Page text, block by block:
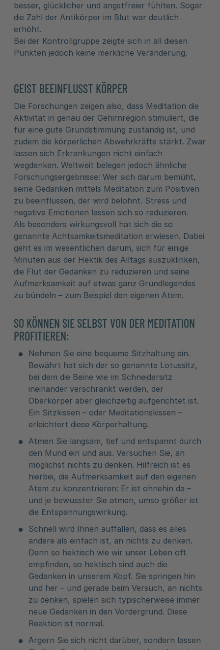
besser, glücklicher und angstfreier fühlten. Sogar
die Zahl der Antikörper im Blut war deutlich
erhöht.
Bei der Kontrollgruppe zeigte sich in all diesen
Punkten jedoch keine merkliche Veränderung.
GEIST BEEINFLUSST KÖRPER
Die Forschungen zeigen also, dass Meditation die
Aktivität in genau der Gehirnregion stimuliert, die
für eine gute Grundstimmung zuständig ist, und
zudem die körperlichen Abwehrkräfte stärkt. Zwar
lassen sich Erkrankungen nicht einfach
wegdenken. Weltweit belegen jedoch ähnliche
Forschungsergebnisse: Wer sich darum bemüht,
seine Gedanken mittels Meditation zum Positiven
zu beeinflussen, der wird belohnt. Stress und
negative Emotionen lassen sich so reduzieren.
Als besonders wirkungsvoll hat sich die so
genannte Achtsamkeitsmeditation erwiesen. Dabei
geht es im wesentlichen darum, sich für einige
Minuten aus der Hektik des Alltags auszuklinken,
die Flut der Gedanken zu reduzieren und seine
Aufmerksamkeit auf etwas ganz Grundlegendes
zu bündeln – zum Beispiel den eigenen Atem.
SO KÖNNEN SIE SELBST VON DER MEDITATION
PROFITIEREN:
Nehmen Sie eine bequeme Sitzhaltung ein.
Bewährt hat sich der so genannte Lotussitz,
bei dem die Beine wie im Schneidersitz
ineinander verschränkt werden, der
Oberkörper aber gleichzeitig aufgerichtet ist.
Ein Sitzkissen – oder Meditationskissen –
erleichtert diese Körperhaltung.
Atmen Sie langsam, tief und entspannt durch
den Mund ein und aus. Versuchen Sie, an
möglichst nichts zu denken. Hilfreich ist es
hierbei, die Aufmerksamkeit auf den eigenen
Atem zu konzentrieren: Er ist ohnehin da –
und je bewusster Sie atmen, umso größer ist
die Entspannungswirkung.
Schnell wird Ihnen auffallen, dass es alles
andere als einfach ist, an nichts zu denken.
Denn so hektisch wie wir unser Leben oft
empfinden, so hektisch sind auch die
Gedanken in unserem Kopf. Sie springen hin
und her – und gerade beim Versuch, an nichts
zu denken, spielen sich typischerweise immer
neue Gedanken in den Vordergrund. Diese
Reaktion ist normal.
Ärgern Sie sich nicht darüber, sondern lassen